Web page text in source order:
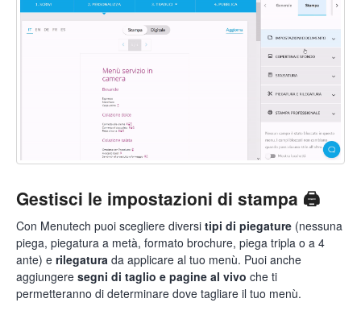
Gestisci le impostazioni di stampa 🖨️
Con Menutech puoi scegliere diversi tipi di piegature (nessuna
piega, piegatura a metà, formato brochure, piega tripla o a 4
ante) e rilegatura da applicare al tuo menù. Puoi anche
aggiungere segni di taglio e pagine al vivo che ti
permetteranno di determinare dove tagliare il tuo menù.